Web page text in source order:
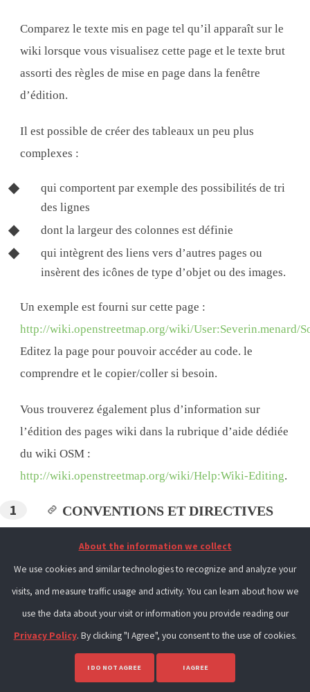
Comparez le texte mis en page tel qu’il apparaît sur le
wiki lorsque vous visualisez cette page et le texte brut
assorti des règles de mise en page dans la fenêtre
d’édition.
Il est possible de créer des tableaux un peu plus
complexes :
qui comportent par exemple des possibilités de tri
des lignes
dont la largeur des colonnes est définie
qui intègrent des liens vers d’autres pages ou
insèrent des icônes de type d’objet ou des images.
Un exemple est fourni sur cette page :
http://wiki.openstreetmap.org/wiki/User:Severin.menard/
Editez la page pour pouvoir accéder au code. le
comprendre et le copier/coller si besoin.
Vous trouverez également plus d’information sur
l’édition des pages wiki dans la rubrique d’aide dédiée
du wiki OSM :
http://wiki.openstreetmap.org/wiki/Help:Wiki-Editing.
CONVENTIONS ET DIRECTIVES
Vous êtes maintenant à même d’éditer ou de créer des
pages dans le wiki OSM de la même facon que vous avez
pu le faire sur votre page de test. Cependant, avant de
vous en donner à coeur joie et de multiplier les pages
wiki, il est important de bien comprendre les principaux
usages et règles de contribution aux wikis et d’avoir
présent à l’esprit les quelques éléments-clés suivants :
About the information we collect
We use cookies and similar technologies to recognize and analyze your
visits, and measure traffic usage and activity. You can learn about how we
use the data about your visit or information you provide reading our
Privacy Policy. By clicking "I Agree", you consent to the use of cookies.
I DO NOT AGREE I AGREE